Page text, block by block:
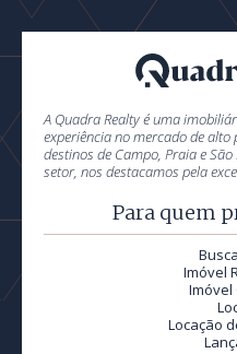
A Quadra Realty é uma
experiência no mercado de
destinos de Campo, Praia e
setor, nos destacamos pela
Para quem
Imóvel
Imóvel
Locação